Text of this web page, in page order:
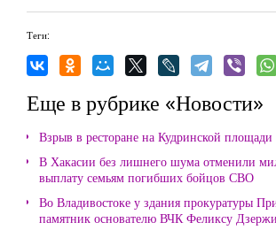
Теги:
Еще в рубрике «Новости»
Взрыв в ресторане на Кудринской
В Хакасии без лишнего шума отменили
выплату семьям погибших бойцов СВО
Во Владивостоке у здания прокуратуры
памятник основателю ВЧК Феликсу